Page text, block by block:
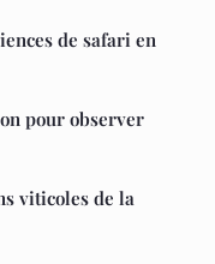
de safari en
pour observer
viticoles de la